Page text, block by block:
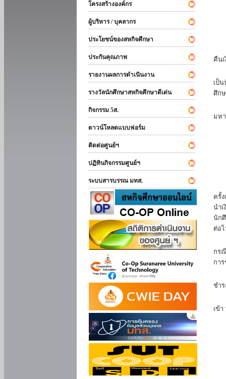
โครงสร้างองค์กร
ผู้บริหาร / บุคลากร
ประโยชน์ของสหกิจศึกษา
ประกันคุณภาพ
รายงานผลการดำเนินงาน
รางวัลนักศึกษาสหกิจศึกษาดีเด่น
กิจกรรม 5ส.
ดาวน์โหลดแบบฟอร์ม
ติดต่อศูนย์ฯ
ปฏิทินกิจกรรมศูนย์ฯ
ระบบสารบรรณ มทส.
คืน
เป็
ศึก
มห
ครั้
นำ
นัก
ต่อ
กร
กา
ชำ
เข้